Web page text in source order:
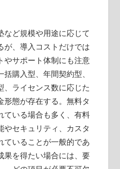
など規模や用途に応じて
が、導入コストだけでは
やサポート体制にも注意
購入型、年間契約型、
、ライセンス数に応じた
形態が存在する。無料タ
ている場合も多く、有料
やセキュリティ、カスタ
ていることが一般的であ
果を得たい場合には、要